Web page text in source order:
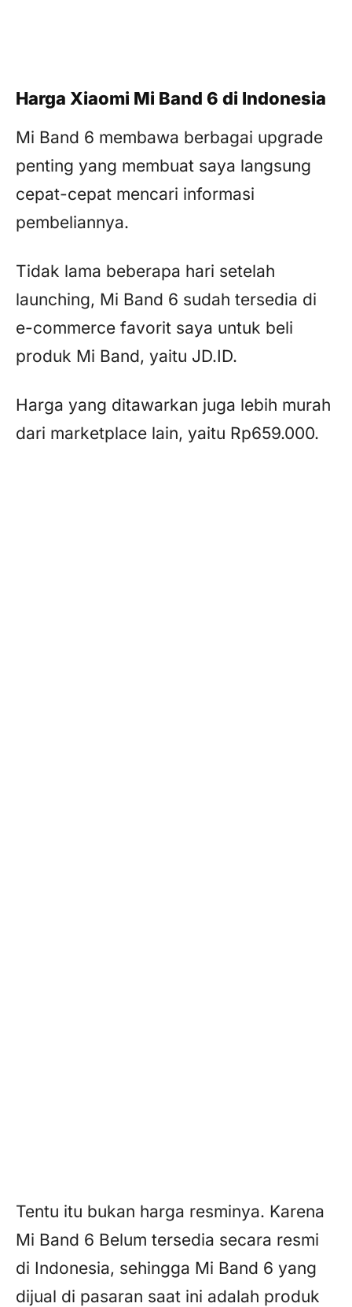
Harga Xiaomi Mi Band 6 di Indonesia
Mi Band 6 membawa berbagai upgrade
penting yang membuat saya langsung
cepat-cepat mencari informasi
pembeliannya.
Tidak lama beberapa hari setelah
launching, Mi Band 6 sudah tersedia di
e-commerce favorit saya untuk beli
produk Mi Band, yaitu JD.ID.
Harga yang ditawarkan juga lebih murah
dari marketplace lain, yaitu Rp659.000.
Tentu itu bukan harga resminya. Karena
Mi Band 6 Belum tersedia secara resmi
di Indonesia, sehingga Mi Band 6 yang
dijual di pasaran saat ini adalah produk